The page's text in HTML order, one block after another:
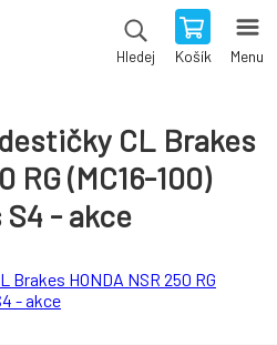
Hledej Košík Menu
CL Brakes
RG (MC16-100)
S4 - akce